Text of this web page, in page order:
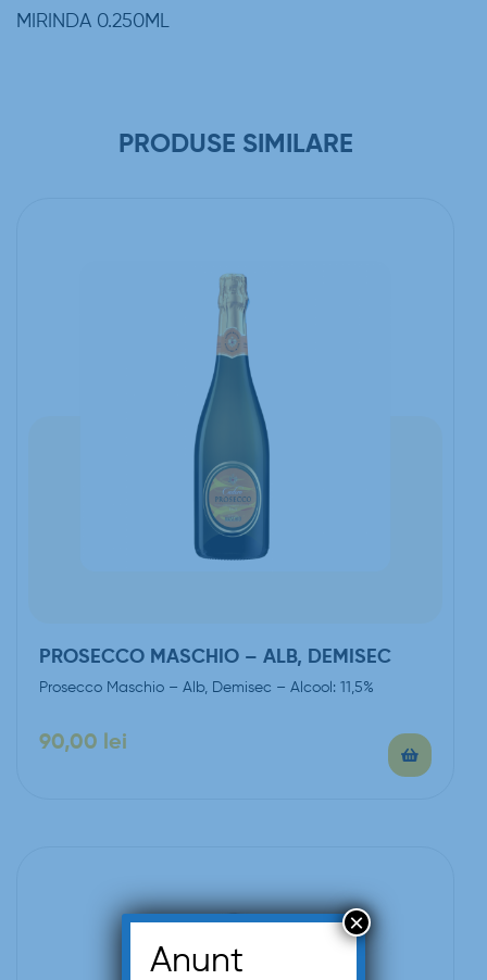
MIRINDA 0.250ML
PRODUSE SIMILARE
PROSECCO MASCHIO – ALB, DEMISEC
Prosecco Maschio – Alb, Demisec – Alcool: 11,5%
90,00 lei
Anunt
×